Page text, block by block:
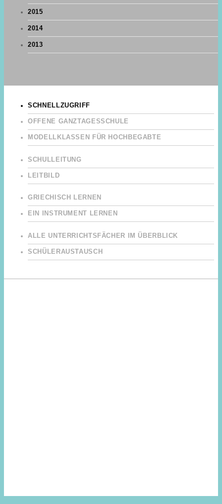
2015
2014
2013
SCHNELLZUGRIFF
OFFENE GANZTAGESSCHULE
MODELLKLASSEN FÜR HOCHBEGABTE
SCHULLEITUNG
LEITBILD
GRIECHISCH LERNEN
EIN INSTRUMENT LERNEN
ALLE UNTERRICHTSFÄCHER IM ÜBERBLICK
SCHÜLERAUSTAUSCH